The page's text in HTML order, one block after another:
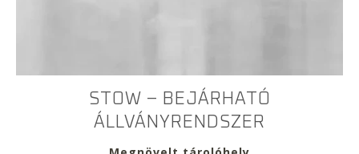
STOW – BEJÁRHATÓ
ÁLLVÁNYRENDSZER